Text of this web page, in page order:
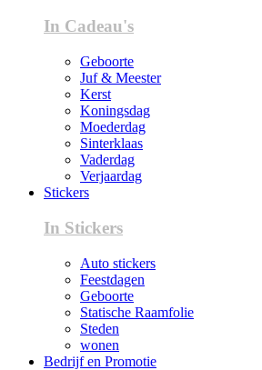
In Cadeau's
Geboorte
Juf & Meester
Kerst
Koningsdag
Moederdag
Sinterklaas
Vaderdag
Verjaardag
Stickers
In Stickers
Auto stickers
Feestdagen
Geboorte
Statische Raamfolie
Steden
wonen
Bedrijf en Promotie